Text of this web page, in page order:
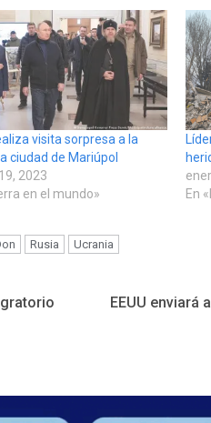
visita sorpresa a la
ciudad de Mariúpol
2023
en el mundo»
En
Rusia Ucrania
EEUU enviará